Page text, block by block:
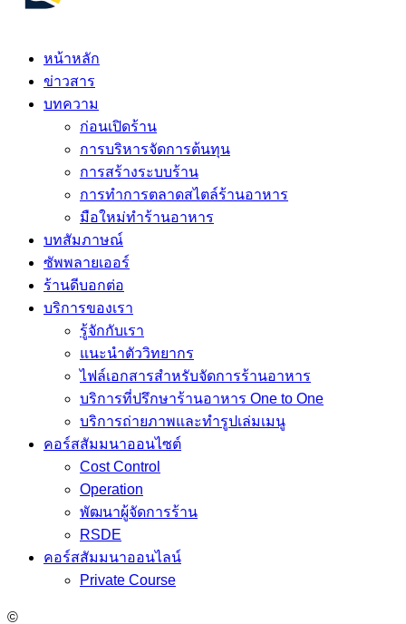
หน้าหลัก
ข่าวสาร
บทความ
ก่อนเปิดร้าน
การบริหารจัดการต้นทุน
การสร้างระบบร้าน
การทำการตลาดสไตล์ร้านอาหาร
มือใหม่ทำร้านอาหาร
บทสัมภาษณ์
ซัพพลายเออร์
ร้านดีบอกต่อ
บริการของเรา
รู้จักกับเรา
แนะนำตัววิทยากร
ไฟล์เอกสารสำหรับจัดการร้านอาหาร
บริการที่ปรึกษาร้านอาหาร One to One
บริการถ่ายภาพและทำรูปเล่มเมนู
คอร์สสัมมนาออนไซต์
Cost Control
Operation
พัฒนาผู้จัดการร้าน
RSDE
คอร์สสัมมนาออนไลน์
Private Course
©